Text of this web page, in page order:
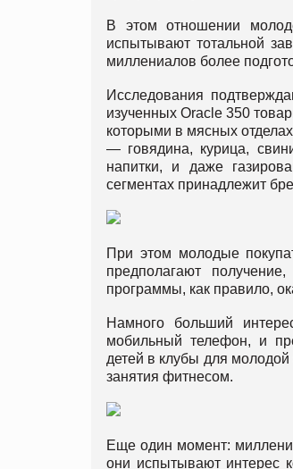
В этом отношении
испытывают тотальной
миллениалов более
Исследования
изученных Oracle 350
которыми в мясных
— говядина, курица,
напитки, и даже
сегментах принадлежит
При этом молодые
предполагают
программы, как правило,
Намного больший
мобильный телефон, и
детей в клубы для
занятия фитнесом.
Еще один момент:
они испытывают интерес